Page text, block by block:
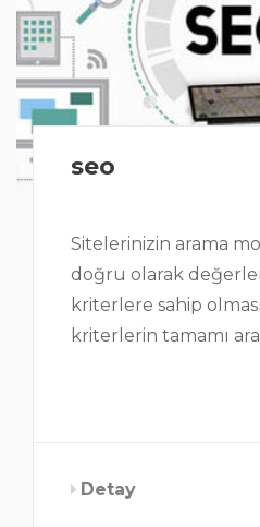
seo
Sitelerinizin arama
doğru olarak
kriterlere sahip
kriterlerin tamamı
Detay